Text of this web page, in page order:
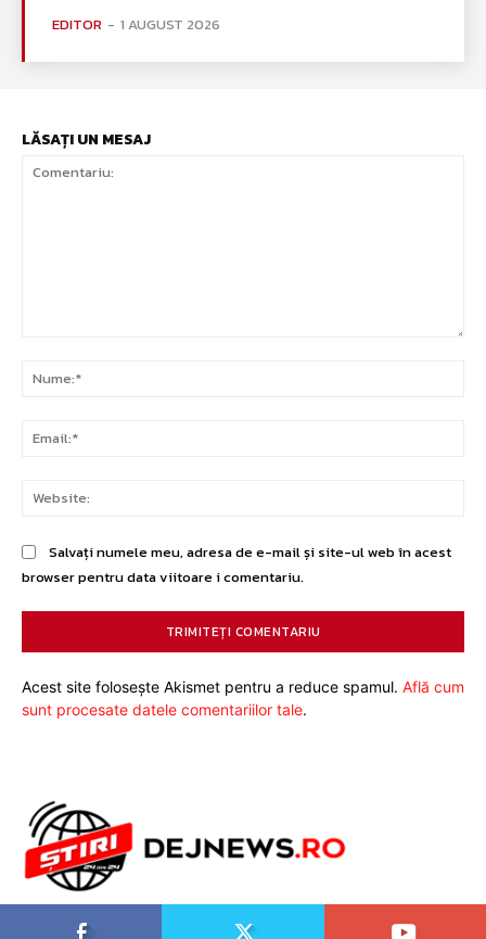
EDITOR - 1 AUGUST 2026
LĂSAȚI UN MESAJ
Salvați numele meu, adresa de e-mail și site-ul web în acest
browser pentru data viitoare i comentariu.
Acest site folosește Akismet pentru a reduce spamul. Află cum
sunt procesate datele comentariilor tale.